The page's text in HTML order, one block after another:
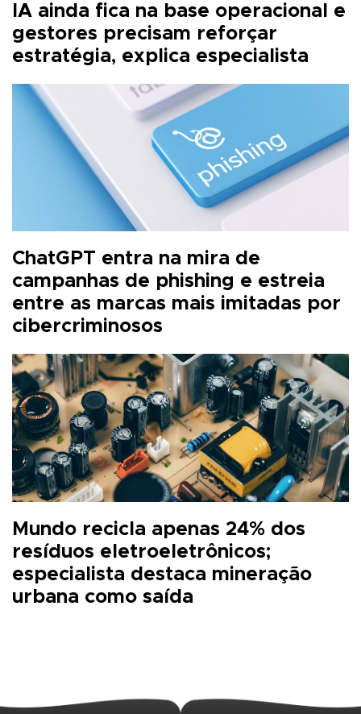
IA ainda fica na base operacional e
gestores precisam reforçar
estratégia, explica especialista
ChatGPT entra na mira de
campanhas de phishing e estreia
entre as marcas mais imitadas por
cibercriminosos
Mundo recicla apenas 24% dos
resíduos eletroeletrônicos;
especialista destaca mineração
urbana como saída